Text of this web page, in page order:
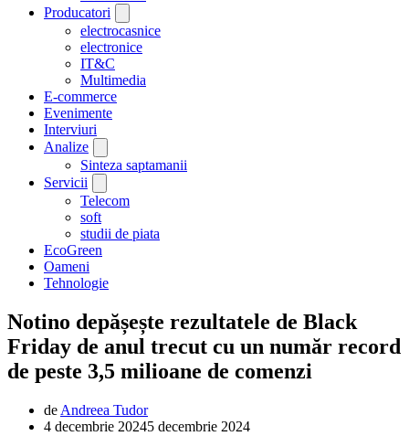
Producatori
electrocasnice
electronice
IT&C
Multimedia
E-commerce
Evenimente
Interviuri
Analize
Sinteza saptamanii
Servicii
Telecom
soft
studii de piata
EcoGreen
Oameni
Tehnologie
Notino depășește rezultatele de Black
Friday de anul trecut cu un număr record
de peste 3,5 milioane de comenzi
de Andreea Tudor
4 decembrie 20245 decembrie 2024